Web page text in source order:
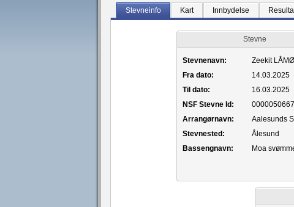
Stevneinfo Kart Innbydelse
Stevne
Stevnenavn:
Zeekit
Fra dato:
14.03.2025
Til dato:
16.03.2025
NSF Stevne Id:
0000050667
Arrangørnavn:
Aalesunds
Stevnested:
Ålesund
Bassengnavn:
Moa